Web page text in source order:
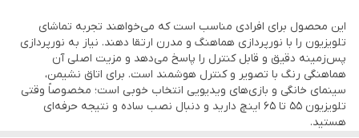
کنترل با اپلیکیشن و فرمان صوتی
پشتیبانی از همگام‌سازی DreamView
ویژگی‌های کلیدی ریسه هوشمند تلویزیون گووی H6099
تصحیح Fish-eye برای دقت بهتر رنگ لبه‌ها
کنترل از طریق اپلیکیشن Govee Home
این محصول برای افرادی مناسب است که می‌خواهند تجربه تماشای
تلویزیون را با نورپردازی هماهنگ و مدرن ارتقا دهند. نیاز به نورپردازی
پس‌زمینه دقیق و قابل کنترل را پاسخ می‌دهد و مزیت اصلی آن
هماهنگی رنگ با تصویر و کنترل هوشمند است. برای اتاق نشیمن،
سینمای خانگی و بازی‌های ویدیویی انتخاب خوبی است؛ مخصوصاً وقتی
تلویزیون 55 تا 65 اینچ دارید و دنبال نصب ساده و نتیجه حرفه‌ای
هستید.